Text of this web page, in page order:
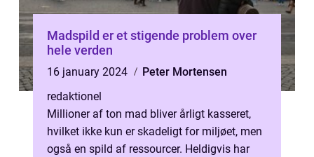
Madspild er et stigende problem over
hele verden
16 january 2024
Peter Mortensen
redaktionel
Millioner af ton mad bliver årligt kasseret,
hvilket ikke kun er skadeligt for miljøet, men
også en spild af ressourcer. Heldigvis har